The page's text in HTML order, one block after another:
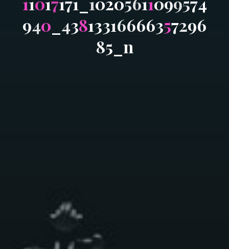
940 43813316666357296
85 n